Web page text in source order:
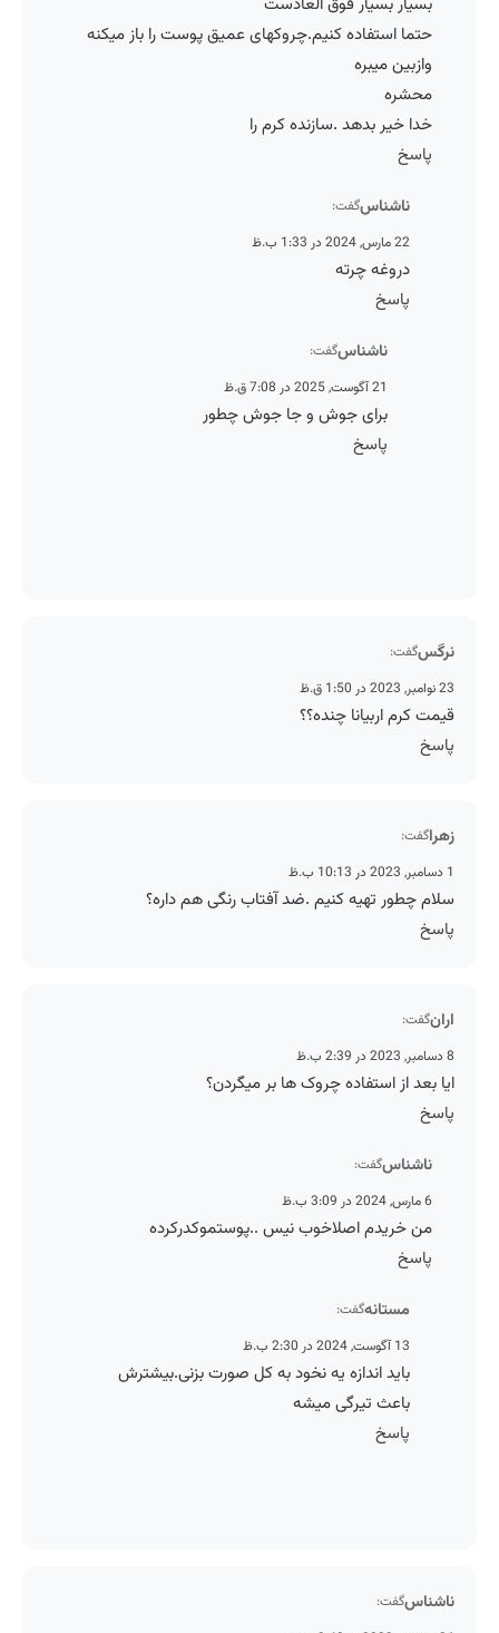
حتما استفاده کنیم.چروکهای عمیق پوست را باز میکنه
وازبین میبره
محشره
خدا خیر بدهد .سازنده کرم را
پاسخ
ناشناسگفت:
22 مارس, 2024 در 1:33 ب.ظ
دروغه چرته
پاسخ
ناشناسگفت:
21 آگوست, 2025 در 7:08 ق.ظ
برای جوش و جا جوش چطور
پاسخ
نرگسگفت:
23 نوامبر, 2023 در 1:50 ق.ظ
قیمت کرم اربیانا چنده؟؟
پاسخ
زهراگفت:
1 دسامبر, 2023 در 10:13 ب.ظ
سلام چطور تهیه کنیم .ضد آفتاب رنگی هم داره؟
پاسخ
ارانگفت:
8 دسامبر, 2023 در 2:39 ب.ظ
ایا بعد از استفاده چروک ها بر میگردن؟
پاسخ
ناشناسگفت:
6 مارس, 2024 در 3:09 ب.ظ
من خریدم اصلاخوب نیس ..پوستموکدرکرده
پاسخ
مستانهگفت:
13 آگوست, 2024 در 2:30 ب.ظ
باید اندازه یه نخود به کل صورت بزنی.بیشترش
باعث تیرگی میشه
پاسخ
ناشناسگفت: